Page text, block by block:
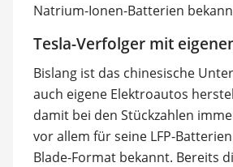
Natrium-Ionen-Batterien
Tesla-Verfolger mit
Bislang ist das chinesische
auch eigene Elektroautos
damit bei den Stückzahlen
vor allem für seine LFP-
Blade-Format bekannt. Bereits